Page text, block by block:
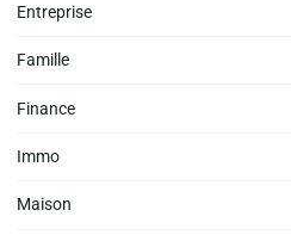
Entreprise
Famille
Finance
Immo
Maison